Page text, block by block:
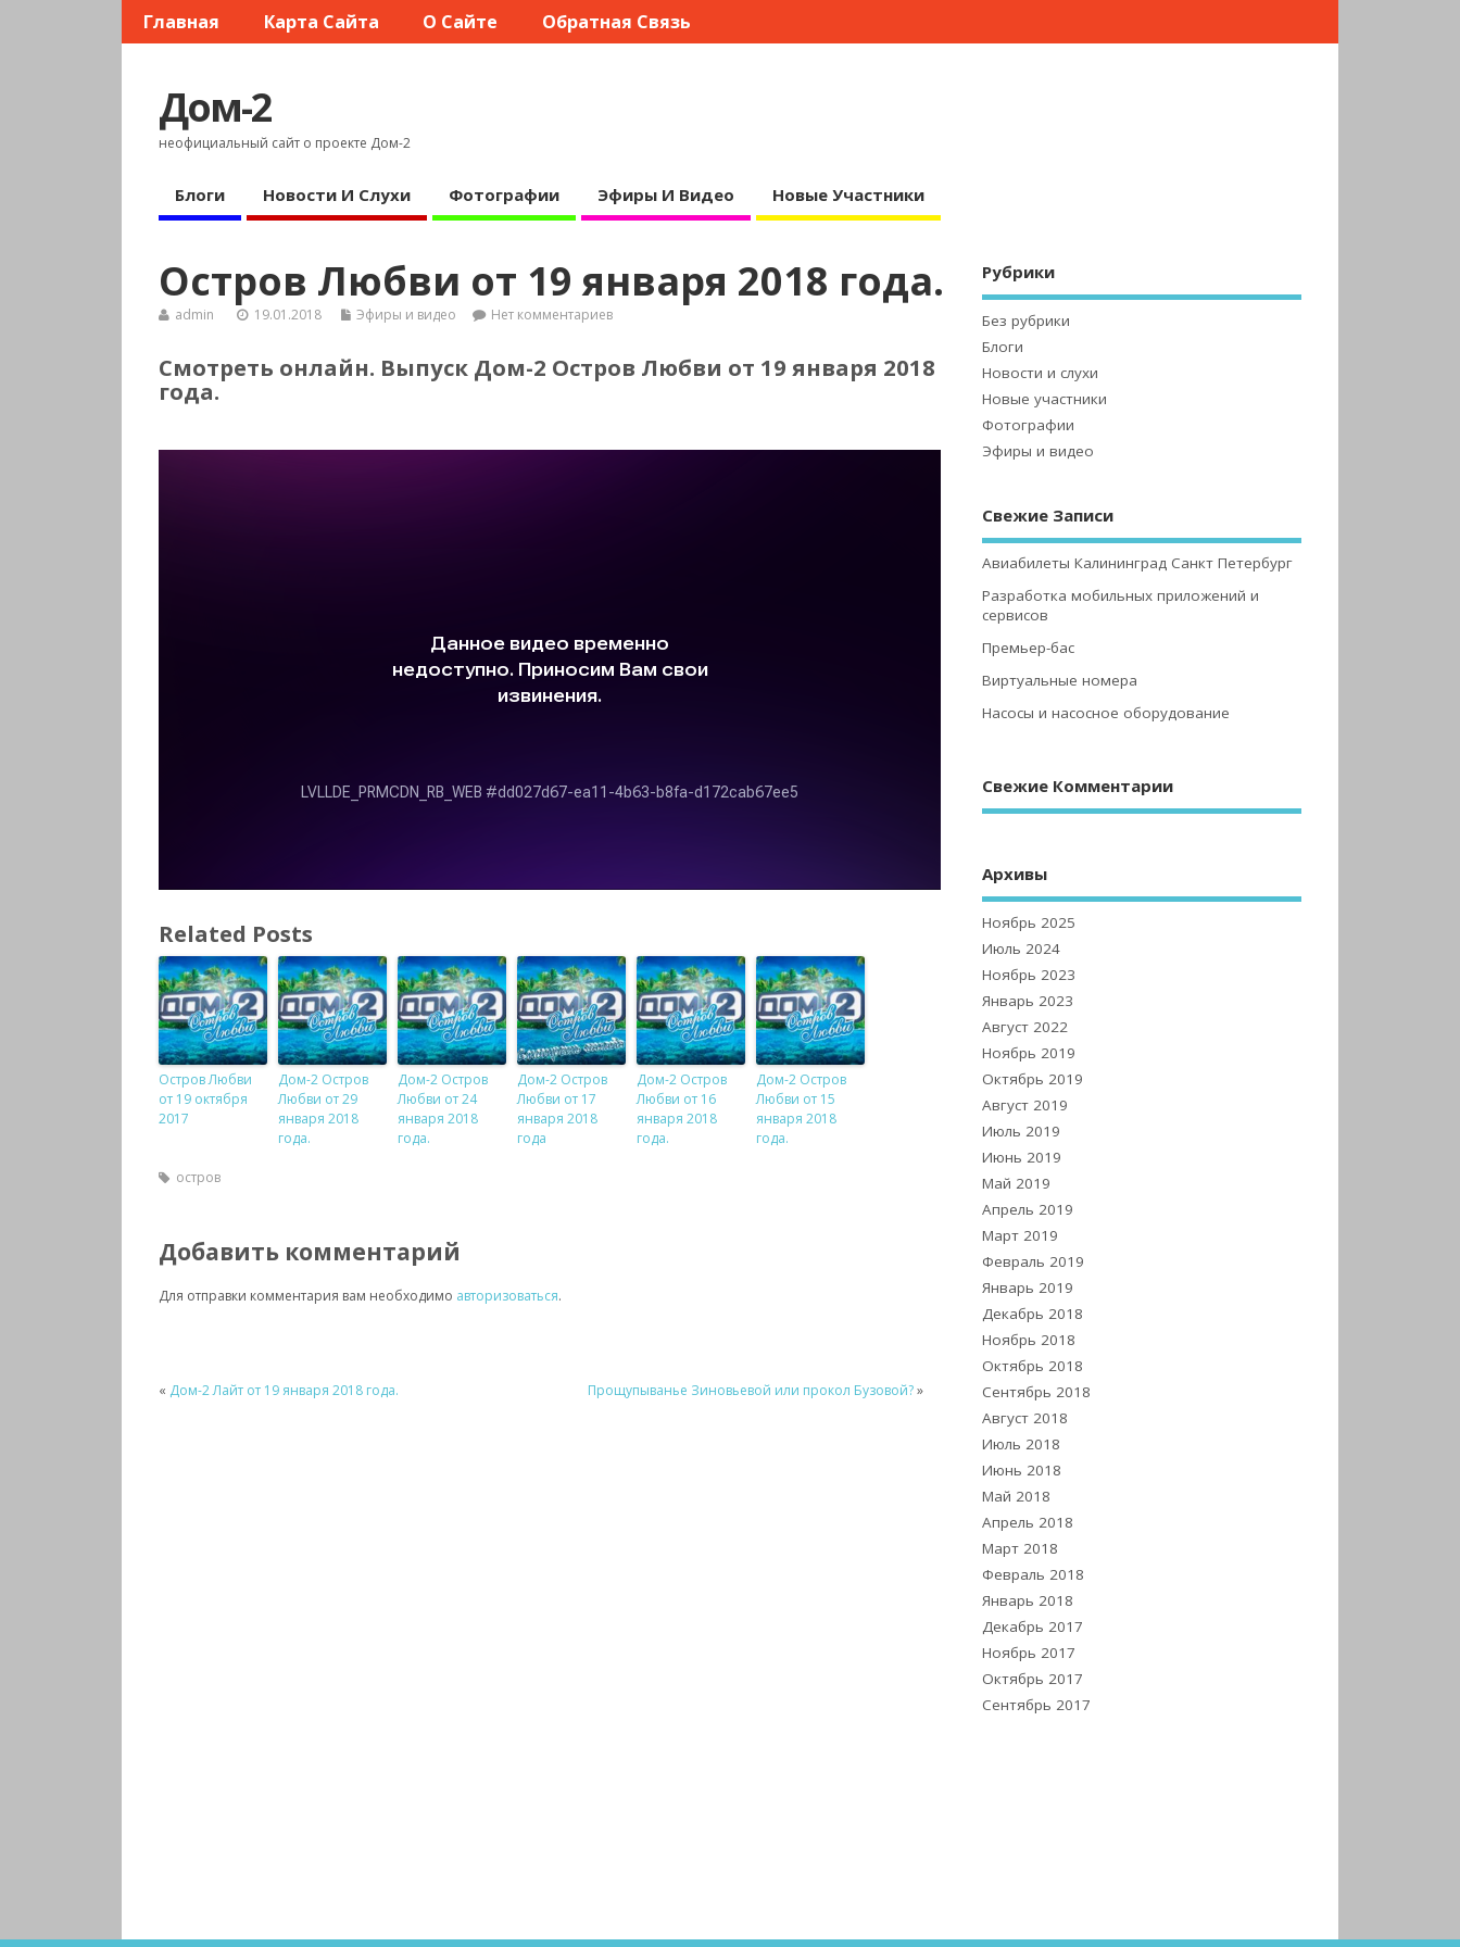
Главная Карта Сайта О Сайте Обратная Связь
Дом-2
неофициальный сайт о проекте Дом-2
Блоги Новости И Слухи Фотографии Эфиры И Видео Новые Участники
Остров Любви от 19 января 2018 года.
admin 19.01.2018 Эфиры и видео Нет комментариев
Смотреть онлайн. Выпуск Дом-2 Остров Любви от 19 января 2018
года.
Related Posts
Остров Любви
от 19 октября
2017
Дом-2 Остров
Любви от 29
января 2018
года.
Дом-2 Остров
Любви от 24
января 2018
года.
Дом-2 Остров
Любви от 17
января 2018
года
Дом-2 Остров
Любви от 16
января 2018
года.
Дом-2 Остров
Любви от 15
января 2018
года.
остров
Добавить комментарий
Для отправки комментария вам необходимо авторизоваться.
« Дом-2 Лайт от 19 января 2018 года. Прощупыванье Зиновьевой или прокол Бузовой?»
Рубрики
Без рубрики
Блоги
Новости и слухи
Новые участники
Фотографии
Эфиры и видео
Свежие Записи
Авиабилеты Калининград Санкт Петербург
Разработка мобильных приложений и
сервисов
Премьер-бас
Виртуальные номера
Насосы и насосное оборудование
Свежие Комментарии
Архивы
Ноябрь 2025
Июль 2024
Ноябрь 2023
Январь 2023
Август 2022
Ноябрь 2019
Октябрь 2019
Август 2019
Июль 2019
Июнь 2019
Май 2019
Апрель 2019
Март 2019
Февраль 2019
Январь 2019
Декабрь 2018
Ноябрь 2018
Октябрь 2018
Сентябрь 2018
Август 2018
Июль 2018
Июнь 2018
Май 2018
Апрель 2018
Март 2018
Февраль 2018
Январь 2018
Декабрь 2017
Ноябрь 2017
Октябрь 2017
Сентябрь 2017